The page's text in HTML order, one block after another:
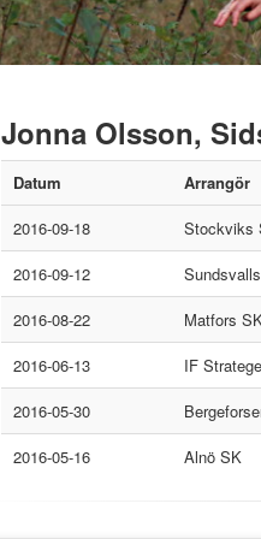
Jonna Olsson,
Datum Arrangör
2016-09-18
Stockviks
2016-09-12
2016-08-22
Matfors
2016-06-13
IF
2016-05-30
2016-05-16
Alnö SK